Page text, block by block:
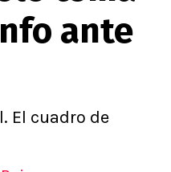
Premier
Serie A
ante
El cuadro de